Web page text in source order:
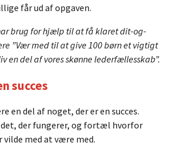
får ud af opgaven.
brug for hjælp til at få klaret dit-og-
”Vær med til at give 100 børn et vigtigt
en del af vores skønne lederfællesskab”.
succes
en del af noget, der er en succes.
der fungerer, og fortæl hvorfor
med at være med.